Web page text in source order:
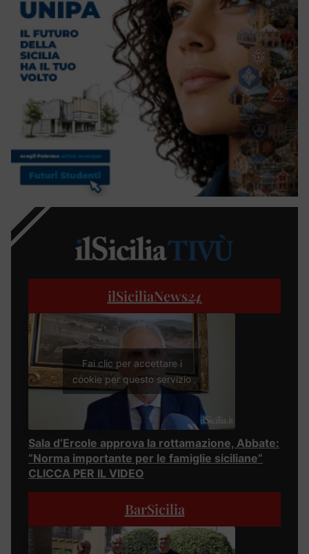
ilSiciliaNews24
Fai clic per accettare i
cookie per questo servizio
Sala d’Ercole approva la rottamazione, Abbate:
“Norma importante per le famiglie siciliane”
CLICCA PER IL VIDEO
BarSicilia